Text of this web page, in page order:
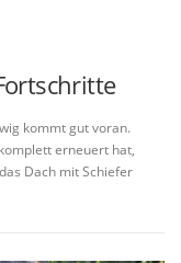
kommt gut voran.
erneuert hat,
Dach mit Schiefer